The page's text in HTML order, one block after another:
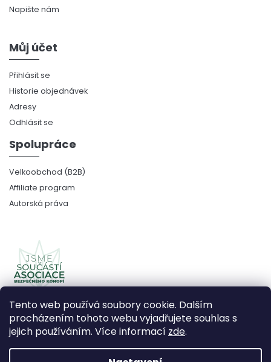
Tento web používá soubory cookie. Dalším
procházením tohoto webu vyjadřujete souhlas s
jejich používáním. Více informací zde.
Napište nám
Můj účet
Přihlásit se
Historie objednávek
Adresy
Odhlásit se
Spolupráce
Velkoobchod (B2B)
Affiliate program
Autorská práva